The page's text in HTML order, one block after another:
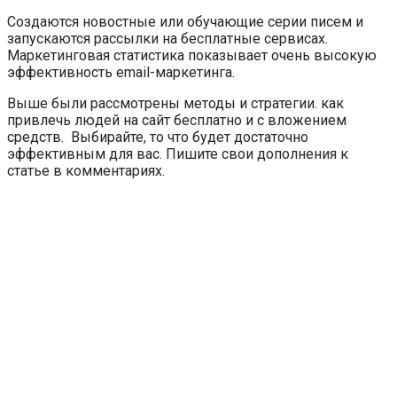
Создаются новостные или обучающие серии писем и
запускаются рассылки на бесплатные сервисах.
Маркетинговая статистика показывает очень высокую
эффективность email-маркетинга.
Выше были рассмотрены методы и стратегии. как
привлечь людей на сайт бесплатно и с вложением
средств. Выбирайте, то что будет достаточно
эффективным для вас. Пишите свои дополнения к
статье в комментариях.